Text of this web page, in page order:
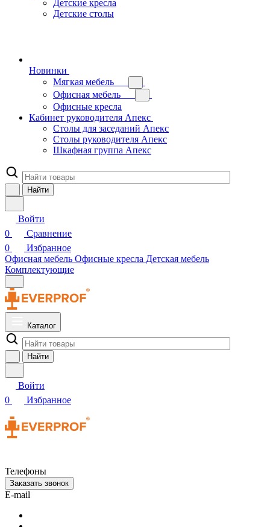
Детские кресла
Детские столы
Новинки
Мягкая мебель
Офисная мебель
Офисные кресла
Кабинет руководителя Апекс
Столы для заседаний Апекс
Столы руководителя Апекс
Шкафная группа Апекс
Найти
Войти
0
Сравнение
0
Избранное
Офисная мебель Офисные кресла Детская мебель
Комплектующие
Каталог
Найти
Войти
0
Избранное
Телефоны
Заказать звонок
E-mail